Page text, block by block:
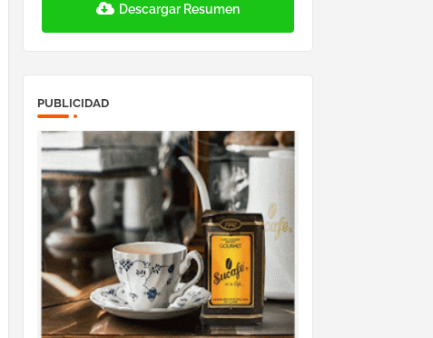
Descargar Resumen
PUBLICIDAD